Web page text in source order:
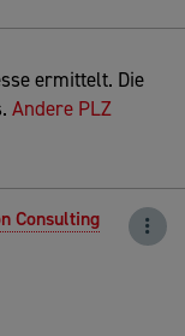
ermittelt. Die
Andere PLZ
Consulting